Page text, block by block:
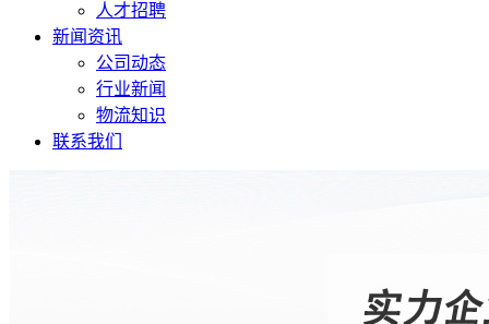
人才招聘
新闻资讯
公司动态
行业新闻
物流知识
联系我们